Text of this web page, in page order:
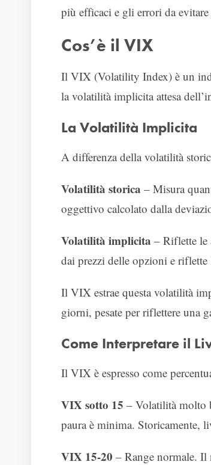
più efficaci e gli errori da
Cos’è il VIX
Il VIX (Volatility Index) è un
la volatilità implicita attesa
La Volatilità Implicita
A differenza della volatilità
Volatilità storica – Misura
oggettivo calcolato dalla
Volatilità implicita – Riflette le
dai prezzi delle opzioni e riflette
Il VIX estrae questa volatilità
giorni, pesate per riflettere una
Come Interpretare il
Il VIX è espresso come
VIX sotto 15 – Volatilità molto
paura è minima. Storicamente,
VIX 15-20 – Range normale.